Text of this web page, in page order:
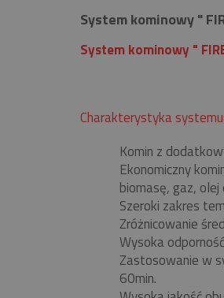
System kominowy "
System kominowy "
Charakterystyka systemu:
Komin z
Ekonomiczny
biomasę, gaz, olej
Szeroki zakres
Zróżnicowanie
Wysoka
Zastosowanie w
60min.